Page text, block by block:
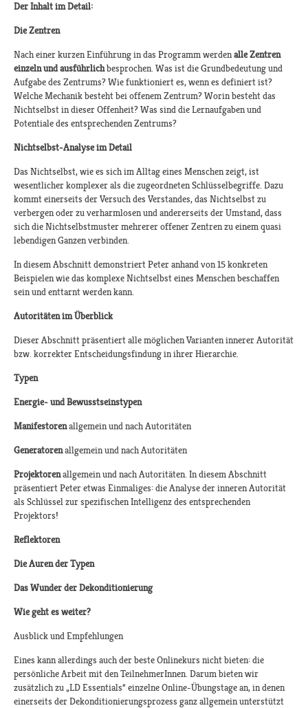
Der Inhalt im Detail:
Die Zentren
Nach einer kurzen Einführung in das Programm werdenalle Zentren
einzeln und ausführlichbesprochen. Was ist die Grundbedeutung und
Aufgabe des Zentrums? Wie funktioniert es, wenn es definiert ist?
Welche Mechanik besteht bei offenem Zentrum? Worin besteht das
Nichtselbst in dieser Offenheit? Was sind die Lernaufgaben und
Potentiale des entsprechenden Zentrums?
Nichtselbst-Analyse im Detail
Das Nichtselbst, wie es sich im Alltag eines Menschen zeigt, ist
wesentlicher komplexer als die zugeordneten Schlüsselbegriffe. Dazu
kommt einerseits der Versuch des Verstandes, das Nichtselbst zu
verbergen oder zu verharmlosen und andererseits der Umstand, dass
sich die Nichtselbstmuster mehrerer offener Zentren zu einem quasi
lebendigen Ganzen verbinden.
In diesem Abschnitt demonstriert Peter anhand von 15 konkreten
Beispielen wie das komplexe Nichtselbst eines Menschen beschaffen
sein und enttarnt werden kann.
Autoritäten im Überblick
Dieser Abschnitt präsentiert alle möglichen Varianten innerer Autorität
bzw. korrekter Entscheidungsfindung in ihrer Hierarchie.
Typen
Energie- und Bewusstseinstypen
Manifestorenallgemein und nach Autoritäten
Generatorenallgemein und nach Autoritäten
Projektorenallgemein und nach Autoritäten. In diesem Abschnitt
präsentiert Peter etwas Einmaliges: die Analyse der inneren Autorität
als Schlüssel zur spezifischen Intelligenz des entsprechenden
Projektors!
Reflektoren
Die Auren der Typen
Das Wunder der Dekonditionierung
Wie geht es weiter?
Ausblick und Empfehlungen
Eines kann allerdings auch der beste Onlinekurs nicht bieten: die
persönliche Arbeit mit den TeilnehmerInnen. Darum bieten wir
zusätzlich zu „LD Essentials“ einzelne Online-Übungstage an, in denen
einerseits der Dekonditionierungsprozess ganz allgemein unterstützt